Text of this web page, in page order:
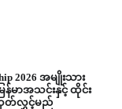
2026 အမျိုးသား
န်မာအသင်းနှင့် ထိုင်း
တ်လွှင့်မည်